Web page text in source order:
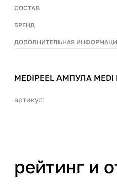
СОСТАВ
БРЕНД
ДОПОЛНИТЕЛЬНАЯ
MEDIPEEL АМПУЛА MEDI
артикул:
рейтинг и